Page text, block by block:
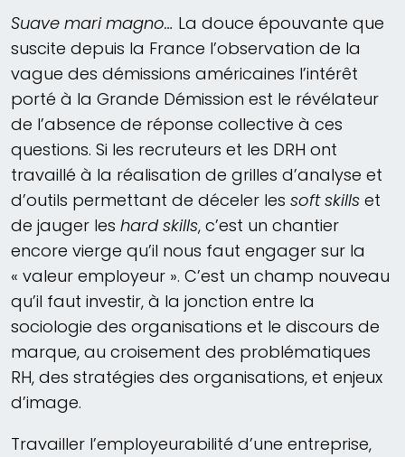
Suave mari magno… La douce épouvante que
suscite depuis la France l’observation de la
vague des démissions américaines l’intérêt
porté à la Grande Démission est le révélateur
de l’absence de réponse collective à ces
questions. Si les recruteurs et les DRH ont
travaillé à la réalisation de grilles d’analyse et
d’outils permettant de déceler les soft skills et
de jauger les hard skills, c’est un chantier
encore vierge qu’il nous faut engager sur la
« valeur employeur ». C’est un champ nouveau
qu’il faut investir, à la jonction entre la
sociologie des organisations et le discours de
marque, au croisement des problématiques
RH, des stratégies des organisations, et enjeux
d’image.
Travailler l’employeurabilité d’une entreprise,